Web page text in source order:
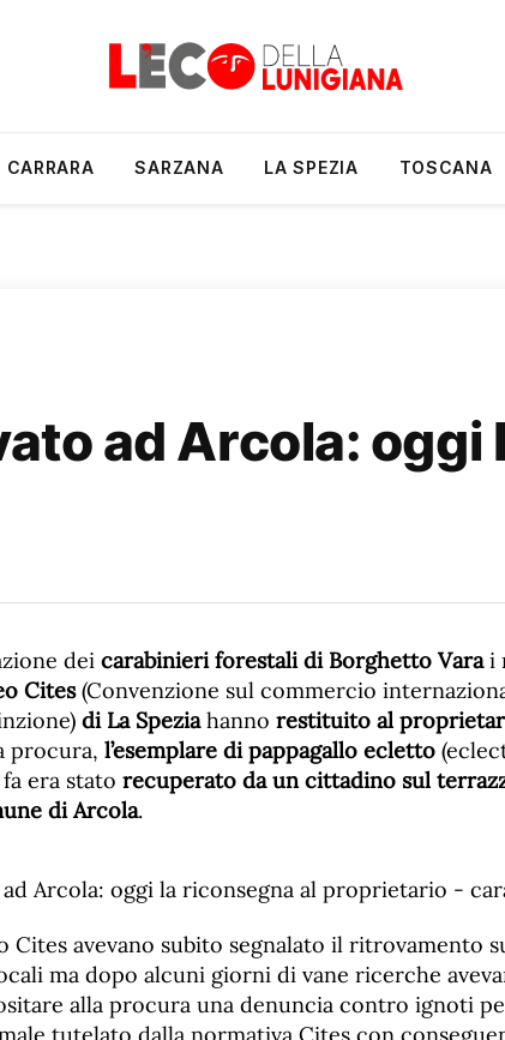
SARZANA LA SPEZIA TOSCANA
ad Arcola: oggi
dei carabinieri forestali di Borghetto Varai
Cites(Convenzione sul commercio
di La Speziahanno restituito al
procura, l’esemplare di pappagallo ecletto
era stato recuperato da un cittadino sul
di Arcola.
Cites avevano subito segnalato il ritrovamento
ma dopo alcuni giorni di vane ricerche
alla procura una denuncia contro ignoti